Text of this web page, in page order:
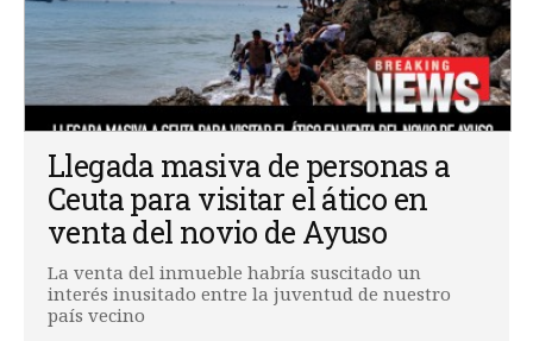
Llegada masiva de personas a
Ceuta para visitar el ático en
venta del novio de Ayuso
La venta del inmueble habría suscitado un
interés inusitado entre la juventud de nuestro
país vecino